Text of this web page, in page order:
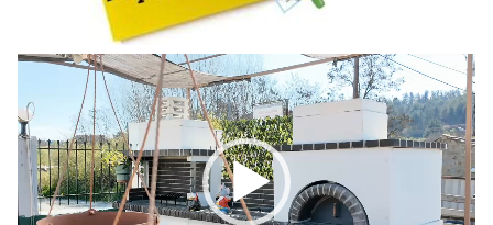
Πρόγραμμα
Αναπαραγωγής
Βίντεο